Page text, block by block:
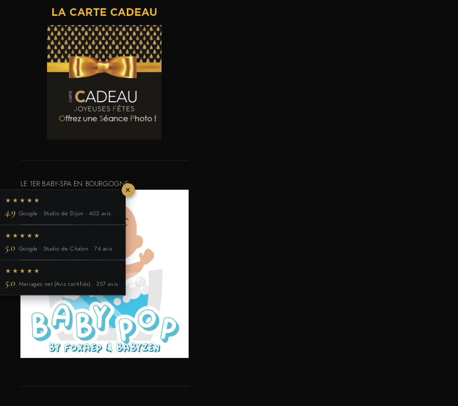
LE 1ER BABY-SPA EN BOURGOGNE :
×
★★★★★
4.9 Google : Studio de Dijon · 402 avis
★★★★★
5.0 Google : Studio de Chalon · 74 avis
★★★★★
5.0 Mariages.net (Avis certifiés) · 357 avis